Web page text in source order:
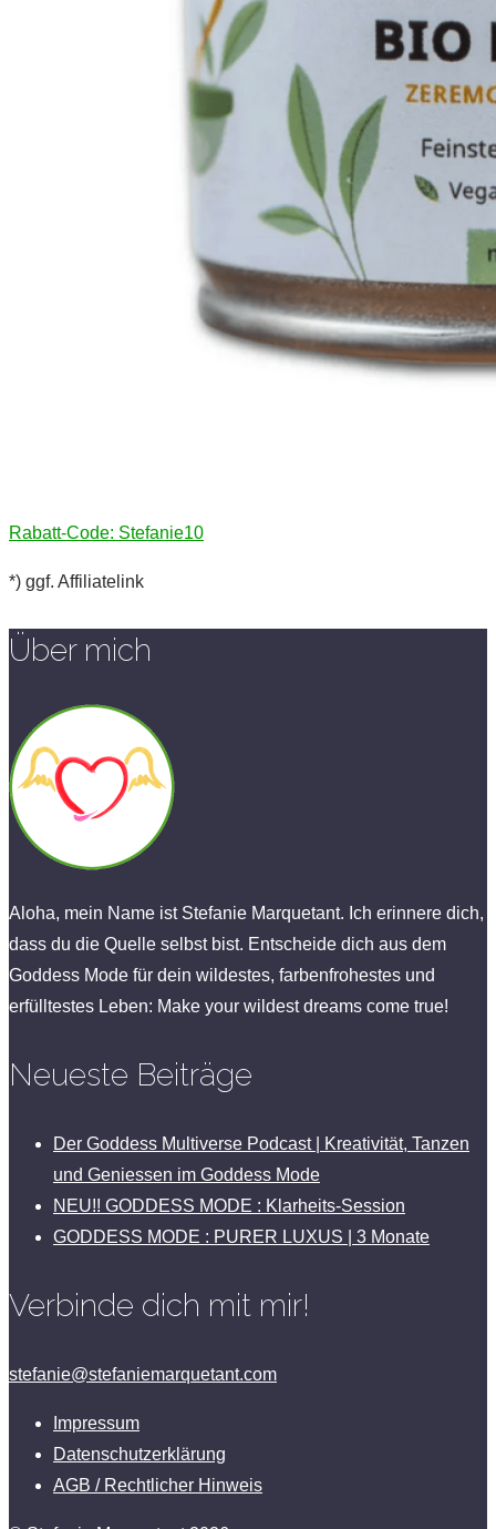
Rabatt-Code: Stefanie10
*) ggf. Affiliatelink
Über mich
Aloha, mein Name ist Stefanie Marquetant. Ich erinnere dich,
dass du die Quelle selbst bist. Entscheide dich aus dem
Goddess Mode für dein wildestes, farbenfrohestes und
erfülltestes Leben: Make your wildest dreams come true!
Neueste Beiträge
Der Goddess Multiverse Podcast | Kreativität, Tanzen
und Geniessen im Goddess Mode
NEU!! GODDESS MODE : Klarheits-Session
GODDESS MODE : PURER LUXUS | 3 Monate
Verbinde dich mit mir!
stefanie@stefaniemarquetant.com
Impressum
Datenschutzerklärung
AGB / Rechtlicher Hinweis